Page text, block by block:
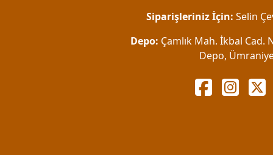
Siparişleriniz İçin: Selin
Depo: Çamlık Mah. İkbal Cad.
Depo,